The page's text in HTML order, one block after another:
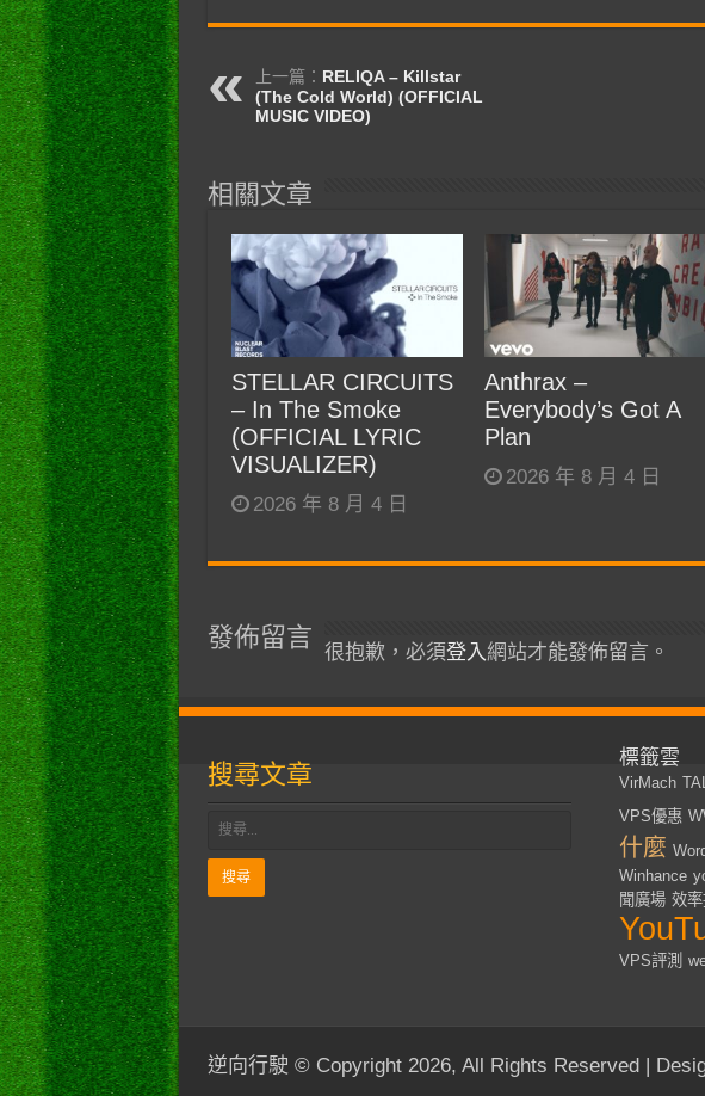
上一篇： RELIQA – Killstar
(The Cold World) (OFFICIAL
MUSIC VIDEO)
相關文章
STELLAR CIRCUITS
– In The Smoke
(OFFICIAL LYRIC
VISUALIZER)
2026 年 8 月 4 日
Anthrax –
Everybody’s Got A
Plan
2026 年 8 月 4 日
發佈留言
很抱歉，必須登入網站才能發佈留言。
搜尋文章
標籤雲
VirMach
VPS優惠
什麼
Winhance
聞廣場 效
VPS評測
逆向行駛 © Copyright 2026, All Rights Reserved |